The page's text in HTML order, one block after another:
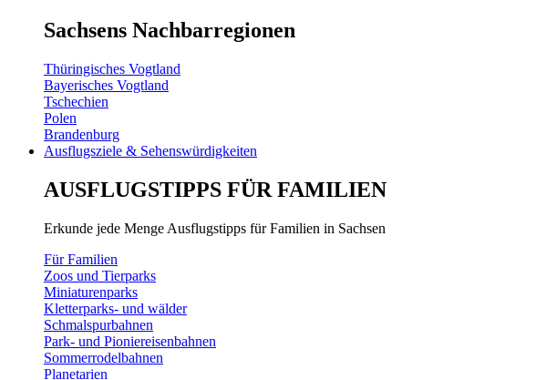
Sachsens Nachbarregionen
Thüringisches Vogtland
Bayerisches Vogtland
Tschechien
Polen
Brandenburg
Ausflugsziele & Sehenswürdigkeiten
AUSFLUGSTIPPS FÜR FAMILIEN
Erkunde jede Menge Ausflugstipps für Familien in Sachsen
Für Familien
Zoos und Tierparks
Miniaturenparks
Kletterparks- und wälder
Schmalspurbahnen
Park- und Pioniereisenbahnen
Sommerrodelbahnen
Planetarien